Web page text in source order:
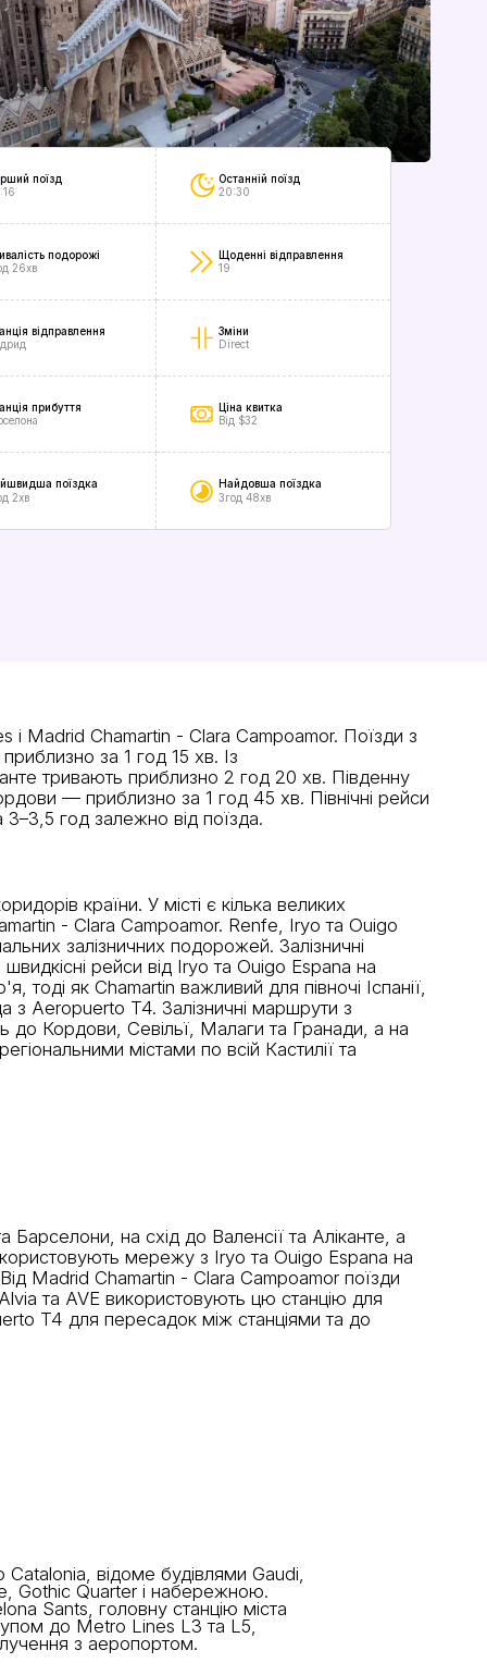
поїзд
Останній поїзд
20:30
подорожі
26хв
Щоденні відправлення
19
відправлення
Зміни
Direct
прибуття
Ціна квитка
Від $32
поїздка
2хв
Найдовша поїздка
3год 48хв
Madrid Chamartin - Clara Campoamor. Поїзди з
за 1 год 15 хв. Із
тривають приблизно 2 год 20 хв. Південну
— приблизно за 1 год 45 хв. Північні рейси
год залежно від поїзда.
країни. У місті є кілька великих
- Clara Campoamor. Renfe, Iryo та Ouigo
залізничних подорожей. Залізничні
рейси від Iryo та Ouigo Espana на
як Chamartin важливий для півночі Іспанії,
з Aeropuerto T4. Залізничні маршрути з
до Кордови, Севільї, Малаги та Гранади, а на
містами по всій Кастилії та
на схід до Валенсії та Аліканте, а
мережу з Iryo та Ouigo Espana на
Madrid Chamartin - Clara Campoamor поїзди
Alvia та AVE використовують цю станцію для
T4 для пересадок між станціями та до
відоме будівлями Gaudi,
Gothic Quarter і набережною.
Sants, головну станцію міста
до Metro Lines L3 та L5,
з аеропортом.